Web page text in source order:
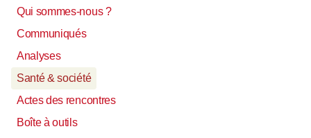
Qui sommes-nous ?
Communiqués
Analyses
Santé & société
Actes des rencontres
Boîte à outils